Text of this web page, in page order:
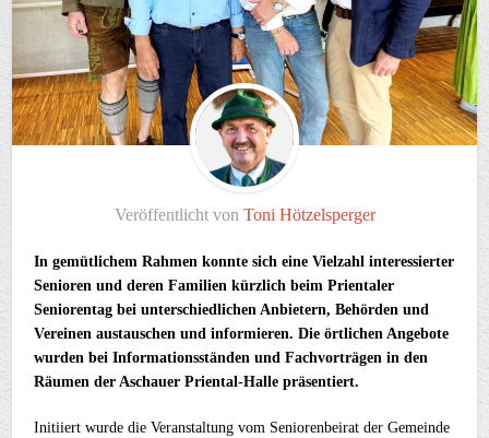
Veröffentlicht von Toni Hötzelsperger
In gemütlichem Rahmen konnte sich eine Vielzahl interessierter
Senioren und deren Familien kürzlich beim Prientaler
Seniorentag bei unterschiedlichen Anbietern, Behörden und
Vereinen austauschen und informieren. Die örtlichen Angebote
wurden bei Informationsständen und Fachvorträgen in den
Räumen der Aschauer Priental-Halle präsentiert.
Initiiert wurde die Veranstaltung vom Seniorenbeirat der Gemeinde